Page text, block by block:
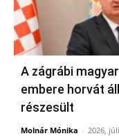
A zágrábi
embere horvát
részesült
Molnár Mónika - 2026,